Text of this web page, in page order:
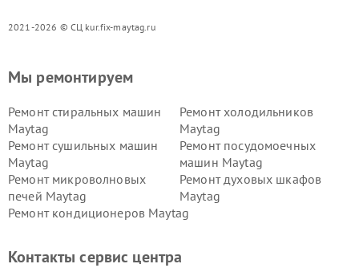
2021-2026 © СЦ kur.fix-maytag.ru
Мы ремонтируем
Ремонт стиральных машин
Maytag
Ремонт холодильников
Maytag
Ремонт сушильных машин
Maytag
Ремонт посудомоечных
машин Maytag
Ремонт микроволновых
печей Maytag
Ремонт духовых шкафов
Maytag
Ремонт кондиционеров Maytag
Контакты сервис центра